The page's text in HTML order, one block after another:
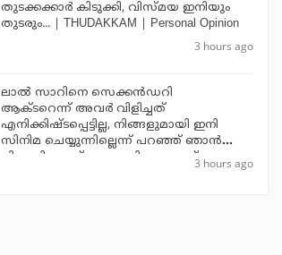
തുടക്കക്കാര്‍ കിടുക്കി, വിസ്മയ ഇനിയും
തുടരും... | THUDAKKAM | Personal Opinion
3 hours ago
ലാല്‍ സാറിനെ സെക്കന്‍ഡറി
ആക്ടറെന്ന് അവര്‍ വിളിച്ചത്
എനിക്കിഷ്ടപ്പെട്ടില്ല, നിങ്ങളുമായി ഇനി
സിനിമ ചെയ്യുന്നില്ലെന്ന് പറഞ്ഞ് ഞാന്‍
പിന്മാറി: ജൂഡ് ആന്തണി ജോസഫ്3 hours ago